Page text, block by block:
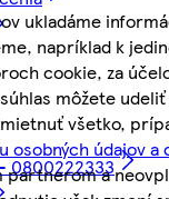
ukladáme
napríklad k
cookie, za
môžete
všetko,
osobných údajov a
partnerom a
0800222333